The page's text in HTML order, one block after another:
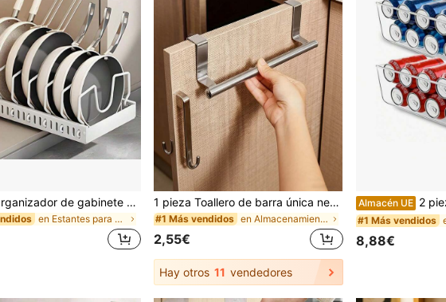
1 pieza Organizador de gabinete extraíble para ollas y sartenes con estante deslizante para tapas de ollas y estante para ollas, adecuado para almacenar tapas de ollas, utensilios de horneado y vajilla dentro de los gabinetes
en Estantes para ollas
1 pieza Toallero de barra única negra, barra para colgar toallas sobre la puerta, estante de almacenamiento de toallas montado en la pared sin perforación, estante de almacenamiento colgante multifuncional para el baño, adecuado para baño, inodoro, cocina, dormitorio, dormitorio, almacenamiento en la parte posterior de la puerta del armario, esencial para la temporada de regreso a clases, temporada de graduación, regreso a clases, imprescindible de verano, también adecuado como regalo del Día de la Madre, cumpleaños, fiesta de vacaciones, viaje y vacaciones, suave.
#1 Más vendidos en Almacenamiento para colgar en la puerta
2,55€
Hay otros 11 vendedores
Almacén UE 2 piezas/1 pieza Frascos de almacenamiento
#1 Más vendidos
8,88€